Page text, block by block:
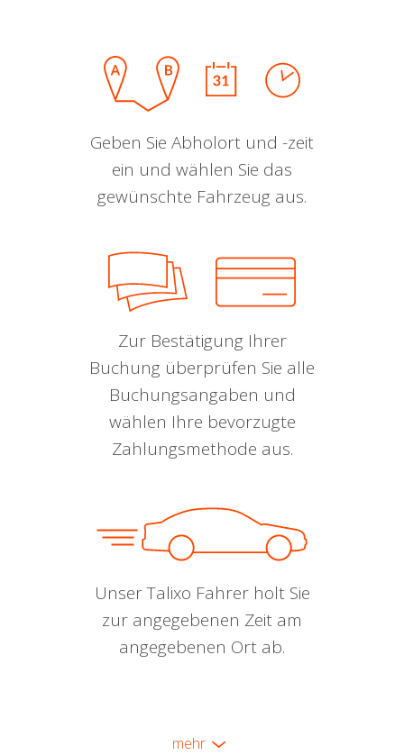
Geben Sie Abholort und -zeit
ein und wählen Sie das
gewünschte Fahrzeug aus.
Zur Bestätigung Ihrer
Buchung überprüfen Sie alle
Buchungsangaben und
wählen Ihre bevorzugte
Zahlungsmethode aus.
Unser Talixo Fahrer holt Sie
zur angegebenen Zeit am
angegebenen Ort ab.
mehr